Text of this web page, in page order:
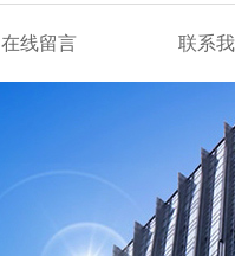
在线留言 联系